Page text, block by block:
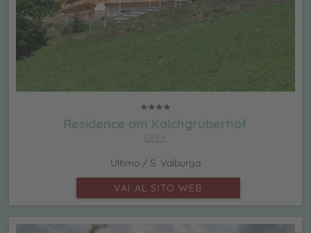
Residence am Kalchgruberhof
CIN +
Ultimo / S. Valburga
VAI AL SITO WEB